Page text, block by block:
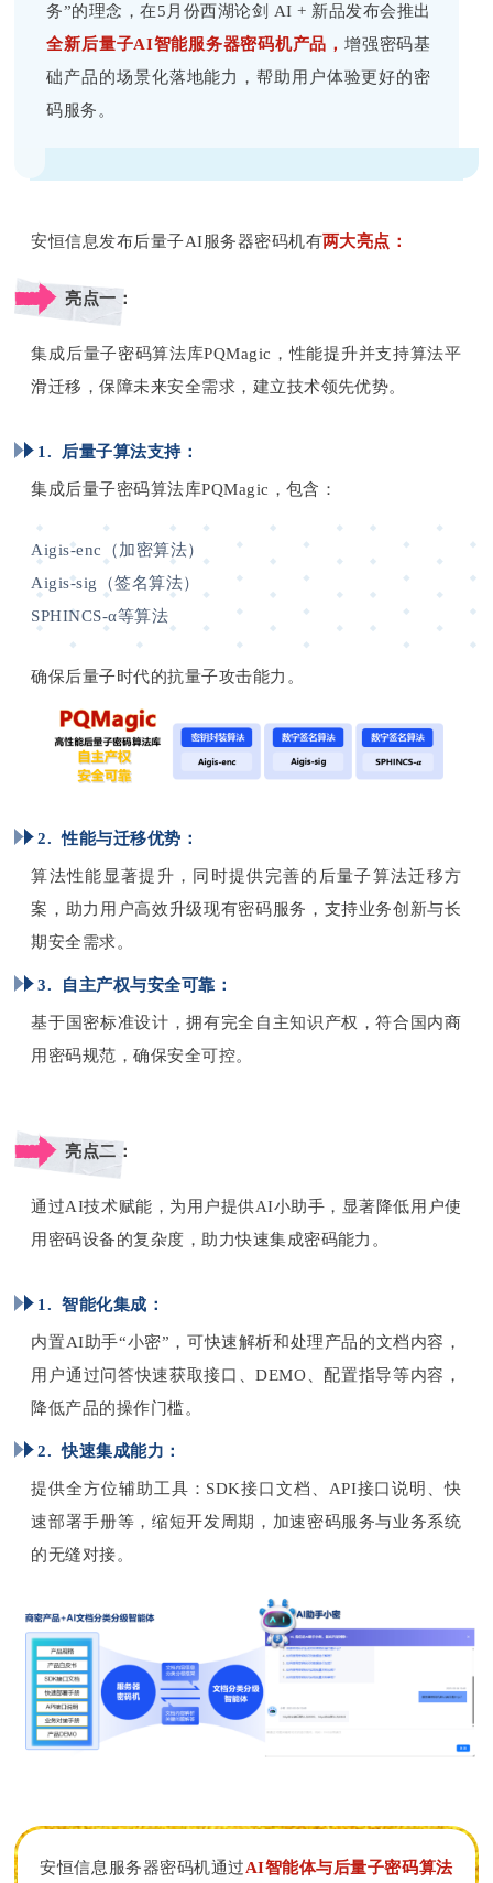
务”的理念，在5月份西湖论剑 AI + 新品发布会推出
全新后量子AI智能服务器密码机产品， 增强密码基
础产品的场景化落地能力，帮助用户体验更好的密
码服务。
安恒信息发布后量子AI服务器密码机有两大亮点：
亮点一：
集成后量子密码算法库PQMagic，性能提升并支持算法平
滑迁移，保障未来安全需求，建立技术领先优势。
1. 后量子算法支持：
集成后量子密码算法库PQMagic，包含：
Aigis-enc（加密算法）
Aigis-sig（签名算法）
SPHINCS-α等算法
确保后量子时代的抗量子攻击能力。
2. 性能与迁移优势：
算法性能显著提升，同时提供完善的后量子算法迁移方
案，助力用户高效升级现有密码服务，支持业务创新与长
期安全需求。
3. 自主产权与安全可靠：
基于国密标准设计，拥有完全自主知识产权，符合国内商
用密码规范，确保安全可控。
亮点二：
通过AI技术赋能，为用户提供AI小助手，显著降低用户使
用密码设备的复杂度，助力快速集成密码能力。
1. 智能化集成：
内置AI助手“小密”，可快速解析和处理产品的文档内容，
用户通过问答快速获取接口、DEMO、配置指导等内容，
降低产品的操作门槛。
2. 快速集成能力：
提供全方位辅助工具：SDK接口文档、API接口说明、快
速部署手册等，缩短开发周期，加速密码服务与业务系统
的无缝对接。
安恒信息服务器密码机通过AI智能体与后量子密码算法